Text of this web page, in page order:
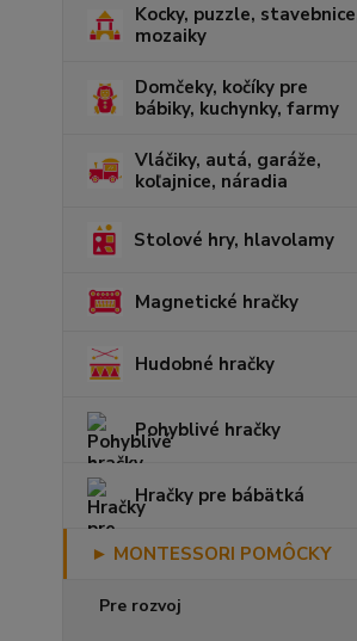
Kocky, puzzle,
mozaiky
Domčeky, kočíky pre
bábiky, kuchynky, farmy
Vláčiky, autá, garáže,
koľajnice, náradia
Stolové hry, hlavolamy
Magnetické hračky
Hudobné hračky
Pohyblivé hračky
Hračky pre bábätká
► MONTESSORI POMÔCKY
Pre rozvoj